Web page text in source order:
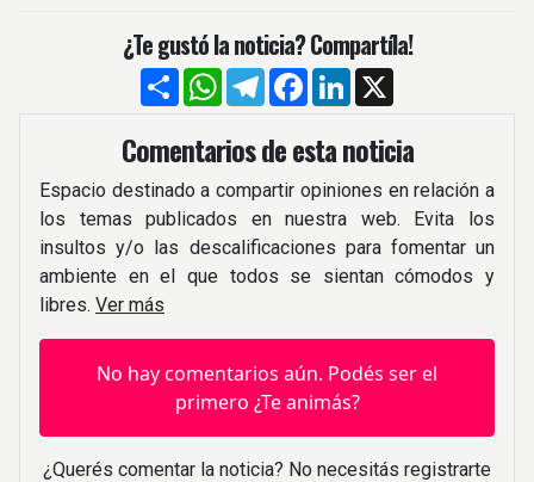
¿Te gustó la noticia? Compartíla!
CompartirWhatsApp
TelegramFacebook
LinkedIn
Comentarios de esta noticia
Espacio destinado a compartir opiniones en relación a
los temas publicados en nuestra web. Evita los
insultos y/o las descalificaciones para fomentar un
ambiente en el que todos se sientan cómodos y
libres. Ver más
No hay comentarios aún. Podés ser el
primero ¿Te animás?
¿Querés comentar la noticia? No necesitás registrarte